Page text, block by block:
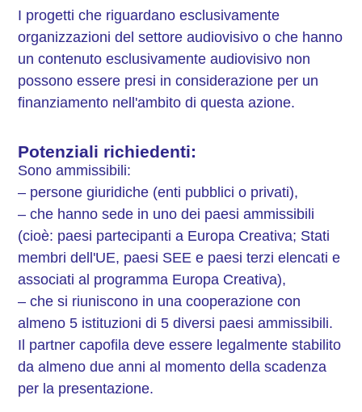
I progetti che riguardano esclusivamente
organizzazioni del settore audiovisivo o che hanno
un contenuto esclusivamente audiovisivo non
possono essere presi in considerazione per un
finanziamento nell'ambito di questa azione.
Potenziali richiedenti:
Sono ammissibili:
– persone giuridiche (enti pubblici o privati),
– che hanno sede in uno dei paesi ammissibili
(cioè: paesi partecipanti a Europa Creativa; Stati
membri dell'UE, paesi SEE e paesi terzi elencati e
associati al programma Europa Creativa),
– che si riuniscono in una cooperazione con
almeno 5 istituzioni di 5 diversi paesi ammissibili.
Il partner capofila deve essere legalmente stabilito
da almeno due anni al momento della scadenza
per la presentazione.